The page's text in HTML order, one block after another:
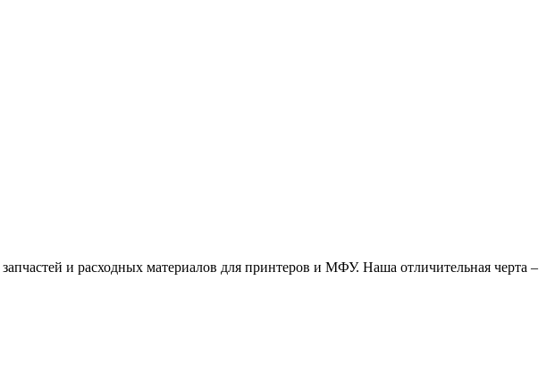
и расходных материалов для принтеров и МФУ. Наша отличительная черта –